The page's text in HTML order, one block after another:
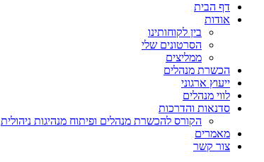
דף הבית
אודות
בין לקוחותינו
הסרטונים שלי
ממליצים
הכשרת מנהלים
ייעוץ ארגוני
לווי מנהלים
סדנאות והדרכות
הקורס להכשרת מנהלים ופיתוח מנהיגות ניהולית
מאמרים
צור קשר